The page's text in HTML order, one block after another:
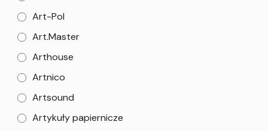
Art-Pol
Art.Master
Arthouse
Artnico
Artsound
Artykuły papiernicze